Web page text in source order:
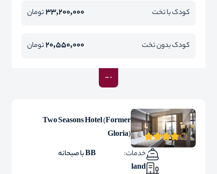
کودک با تخت 33,200,000تومان
کودک بدون تخت 20,550,000تومان
Two Seasons Hotel (Former
Gloria)
خدمات:
BB با صبحانه
land